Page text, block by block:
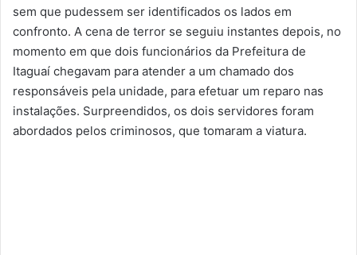
sem que pudessem ser identificados os lados em
confronto. A cena de terror se seguiu instantes depois, no
momento em que dois funcionários da Prefeitura de
Itaguaí chegavam para atender a um chamado dos
responsáveis pela unidade, para efetuar um reparo nas
instalações. Surpreendidos, os dois servidores foram
abordados pelos criminosos, que tomaram a viatura.